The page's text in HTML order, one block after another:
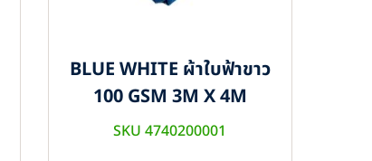
BLUE WHITE ผ้าใบฟ้าขาว
100 GSM 3M X 4M
SKU 4740200001